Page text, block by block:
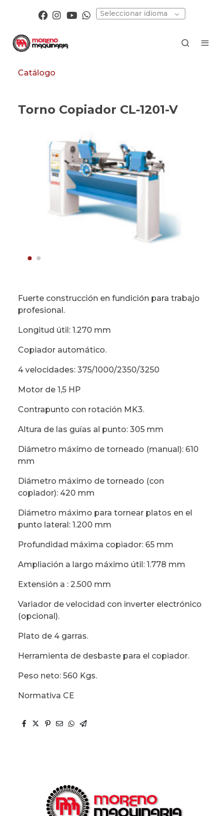
Seleccionar idioma
Catálogo
Torno Copiador CL-1201-V
Fuerte construcción en fundición para trabajo
profesional.
Longitud útil: 1.270 mm
Copiador automático.
4 velocidades: 375/1000/2350/3250
Motor de 1,5 HP
Contrapunto con rotación MK3.
Altura de las guías al punto: 305 mm
Diámetro máximo de torneado (manual): 610
mm
Diámetro máximo de torneado (con
copiador): 420 mm
Diámetro máximo para tornear platos en el
punto lateral: 1.200 mm
Profundidad máxima copiador: 65 mm
Ampliación a largo máximo útil: 1.778 mm
Extensión a : 2.500 mm
Variador de velocidad con inverter electrónico
(opcional).
Plato de 4 garras.
Herramienta de desbaste para el copiador.
Peso neto: 560 Kgs.
Normativa CE